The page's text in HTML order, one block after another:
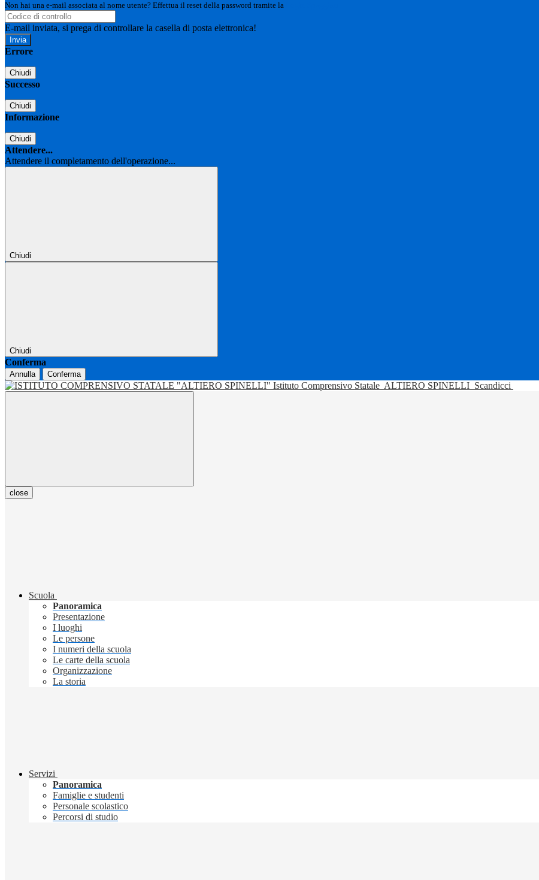
Non hai una e-mail associata al nome utente? Effettua il reset della password tramite la
E-mail inviata, si prega di controllare la casella di posta elettronica!
Errore
Chiudi
Successo
Chiudi
Informazione
Chiudi
Attendere...
Attendere il completamento dell'operazione...
Chiudi
Chiudi
Conferma
Annulla Conferma
Istituto Comprensivo Statale ALTIERO SPINELLI Scandicci
close
Scuola
Panoramica
Presentazione
I luoghi
Le persone
I numeri della scuola
Le carte della scuola
Organizzazione
La storia
Servizi
Panoramica
Famiglie e studenti
Personale scolastico
Percorsi di studio